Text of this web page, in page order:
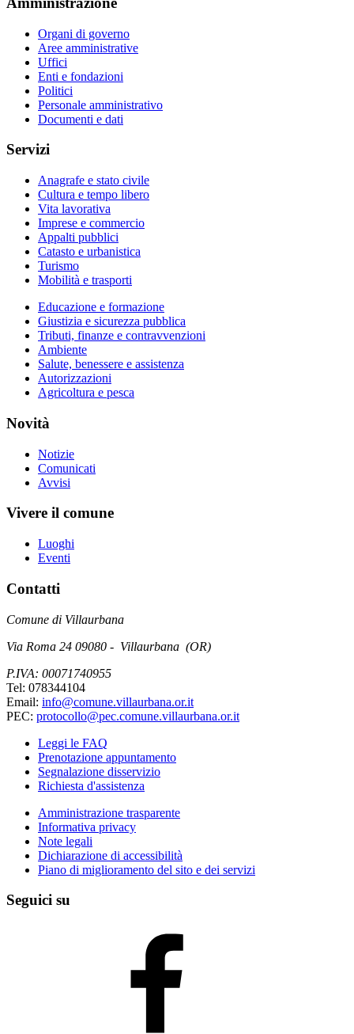
Organi di governo
Aree amministrative
Uffici
Enti e fondazioni
Politici
Personale amministrativo
Documenti e dati
Servizi
Anagrafe e stato civile
Cultura e tempo libero
Vita lavorativa
Imprese e commercio
Appalti pubblici
Catasto e urbanistica
Turismo
Mobilità e trasporti
Educazione e formazione
Giustizia e sicurezza pubblica
Tributi, finanze e contravvenzioni
Ambiente
Salute, benessere e assistenza
Autorizzazioni
Agricoltura e pesca
Novità
Notizie
Comunicati
Avvisi
Vivere il comune
Luoghi
Eventi
Contatti
Comune di Villaurbana
Via Roma 24 09080 - Villaurbana (OR)
P.IVA: 00071740955
Tel: 078344104
Email: info@comune.villaurbana.or.it
PEC: protocollo@pec.comune.villaurbana.or.it
Leggi le FAQ
Prenotazione appuntamento
Segnalazione disservizio
Richiesta d'assistenza
Amministrazione trasparente
Informativa privacy
Note legali
Dichiarazione di accessibilità
Piano di miglioramento del sito e dei servizi
Seguici su